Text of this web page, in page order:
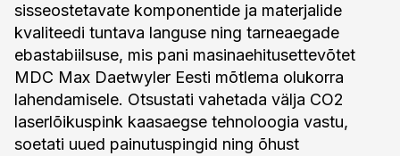
sisseostetavate komponentide ja materjalide
kvaliteedi tuntava languse ning tarneaegade
ebastabiilsuse, mis pani masinaehitusettevõtet
MDC Max Daetwyler Eesti mõtlema olukorra
lahendamisele. Otsustati vahetada välja CO2
laserlõikuspink kaasaegse tehnoloogia vastu,
soetati uued painutuspingid ning õhust